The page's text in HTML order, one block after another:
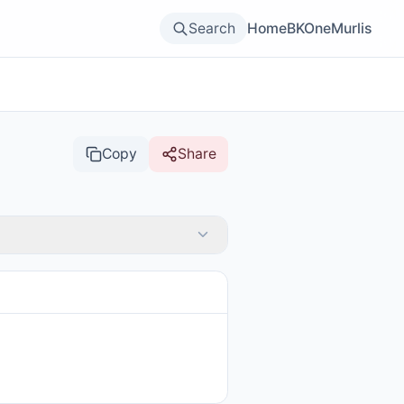
Search HomeBKOneMurlis
Copy Share